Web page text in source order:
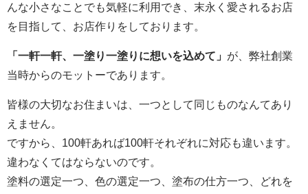
んな小さなことでも気軽に利用でき、末永く愛されるお店
を目指して、お店作りをしております。
「一軒一軒、一塗り一塗りに想いを込めて」 が、弊社創業
当時からのモットーであります。
皆様の大切なお住まいは、一つとして同じものなんてあり
えません。
ですから、100軒あれば100軒それぞれに対応も違います。
違わなくてはならないのです。
塗料の選定一つ、色の選定一つ、塗布の仕方一つ、どれを